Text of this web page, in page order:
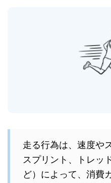
走る行為は、速度や
スプリント、トレッ
ど）によって、消費